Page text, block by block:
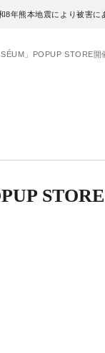
8年熊本地震により被害
」POPUP STORE開
STORE